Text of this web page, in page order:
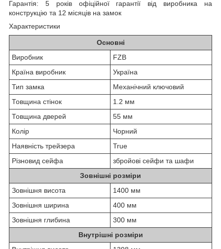
Гарантія: 5 років офіційної гарантії від виробника на
конструкцію та 12 місяців на замок
Характеристики
Основні
Виробник
FZB
Країна виробник
Україна
Тип замка
Механічний ключовий
Товщина стінок
1.2 мм
Товщина дверей
55 мм
Колір
Чорний
Наявність трейзера
True
Різновид сейфа
збройові сейфи та шафи
Зовнішні розміри
Зовнішня висота
1400 мм
Зовнішня ширина
400 мм
Зовнішня глибина
300 мм
Внутрішні розміри